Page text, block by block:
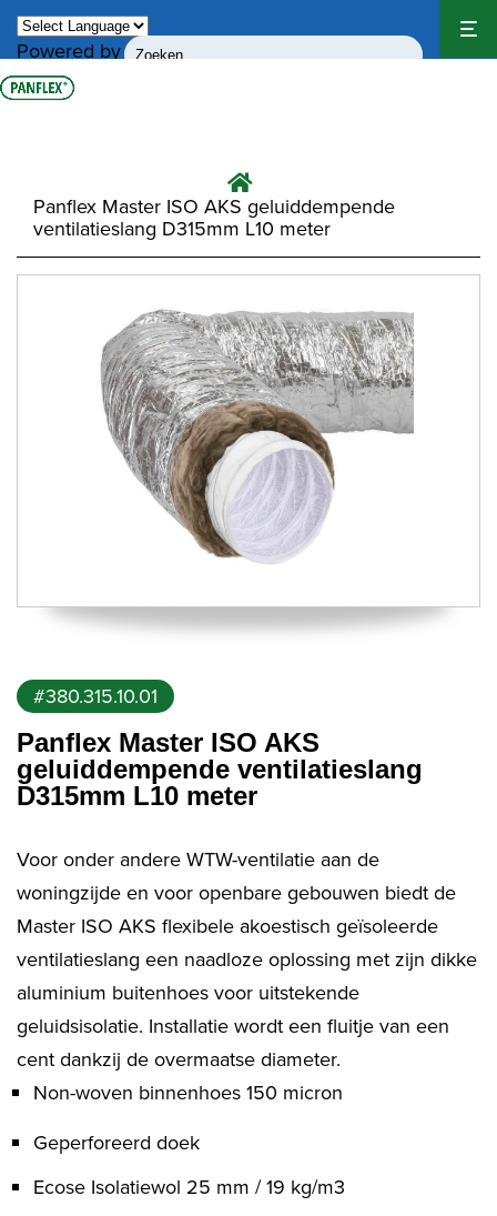
Powered by
Translate
Panflex Master ISO AKS geluiddempende
ventilatieslang D315mm L10 meter
#380.315.10.01
Panflex Master ISO AKS
geluiddempende ventilatieslang
D315mm L10 meter
Voor onder andere WTW-ventilatie aan de
woningzijde en voor openbare gebouwen biedt de
Master ISO AKS flexibele akoestisch geïsoleerde
ventilatieslang een naadloze oplossing met zijn dikke
aluminium buitenhoes voor uitstekende
geluidsisolatie. Installatie wordt een fluitje van een
cent dankzij de overmaatse diameter.
Non-woven binnenhoes 150 micron
Geperforeerd doek
Ecose Isolatiewol 25 mm / 19 kg/m3